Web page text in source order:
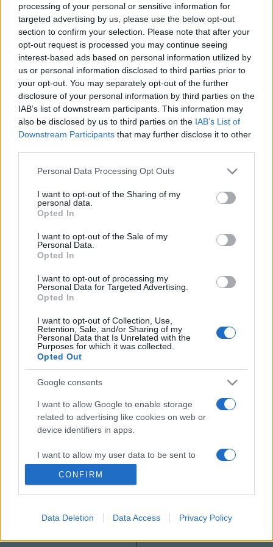
processing of your personal or sensitive information for
targeted advertising by us, please use the below opt-out
section to confirm your selection. Please note that after your
opt-out request is processed you may continue seeing
interest-based ads based on personal information utilized by
us or personal information disclosed to third parties prior to
your opt-out. You may separately opt-out of the further
disclosure of your personal information by third parties on the
IAB’s list of downstream participants. This information may
also be disclosed by us to third parties on the IAB’s List of
Downstream Participants that may further disclose it to other
Please note that this website/app uses one or more Google
not limited to your visit or usage behaviour. You may click to
grant or deny consent to Google and its third-party tags to
use your data for below specified purposes in below Google
consent section.
Personal Data Processing Opt Outs
I want to opt-out of the Sharing of my
personal data.
Opted In
I want to opt-out of the Sale of my
Personal Data.
Opted In
I want to opt-out of processing my
Personal Data for Targeted Advertising.
Opted In
I want to opt-out of Collection, Use,
Retention, Sale, and/or Sharing of my
Personal Data that Is Unrelated with the
Purposes for which it was collected.
Opted Out
Google consents
I want to allow Google to enable storage
related to advertising like cookies on web or
device identifiers in apps.
I want to allow my user data to be sent to
Google for online advertising purposes.
I want to allow Google to send me
related to analytics like cookies on web or
CONFIRM
Data Deletion Data Access Privacy Policy
helyezett el, s ő készíttette el Bernardo Buontalentivel a
Tribunát, a II. emelet nyolcszögletű dísztermét, amely a
herceg iparművészeti és ritkasággyűjteményének adott
helyet. Ő alapította az Accademia della Cruscát. Híres
szerelmi viszonyt folytatott Bianca Cappellóval. Francesco
ugyan nős volt, de Biancának külön lakást bérelt. Bianca,
hogy a viszonyt még szorosabbá tegye, áldott állapotot
színlelt, sőt `szült` is: egy idegen gyermeket csempészett a
házba. Ugyanekkor felesége valódi gyermekkel is
megörvendeztette Francescót, de nemsokára meghalt.
míg mindketten egyszerre meg nem haltak. Francesco 1587.
október 19-én, Bianca 20-án hunyt el, így komoly gyanú
támadt, hogy megmérgezték őket. A trónon öccse követte,
akivel Bianca miatt igen rossz viszonyban volt. Francesco
felesége lett.